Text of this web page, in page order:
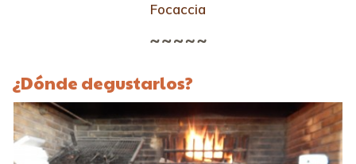
Focaccia
¿Dónde degustarlos?